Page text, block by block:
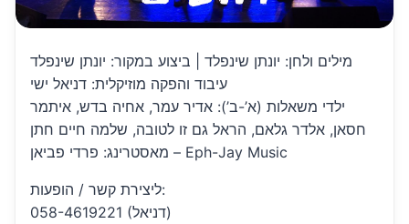
מילים ולחן: יונתן שינפלד | ביצוע במקור: יונתן שינפלד
עיבוד והפקה מוזיקלית: דניאל ישי
ילדי משאלות (א’-ב’): אדיר עמר, אחיה בדש, איתמר
חסאן, אלדר גלאם, הראל גם זו לטובה, שלמה חיים חתן
מאסטרינג: פרדי פביאן – Eph-Jay Music
ליצירת קשר / הופעות:
058-4619221 (דניאל)